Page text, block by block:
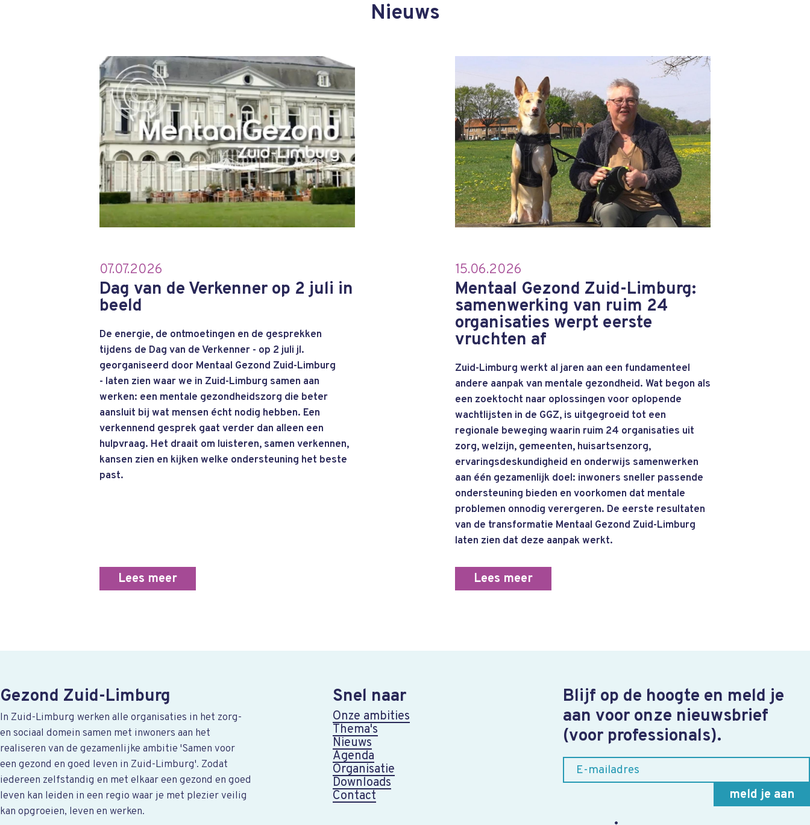
Nieuws
07.07.2026
Dag van de Verkenner op 2 juli in
beeld
De energie, de ontmoetingen en de gesprekken
tijdens de Dag van de Verkenner - op 2 juli jl.
georganiseerd door Mentaal Gezond Zuid-Limburg
- laten zien waar we in Zuid-Limburg samen aan
werken: een mentale gezondheidszorg die beter
aansluit bij wat mensen écht nodig hebben. Een
verkennend gesprek gaat verder dan alleen een
hulpvraag. Het draait om luisteren, samen verkennen,
kansen zien en kijken welke ondersteuning het beste
past.
Lees meer
15.06.2026
Mentaal Gezond Zuid-Limburg:
samenwerking van ruim 24
organisaties werpt eerste
vruchten af
Zuid-Limburg werkt al jaren aan een fundamenteel
andere aanpak van mentale gezondheid. Wat begon als
een zoektocht naar oplossingen voor oplopende
wachtlijsten in de GGZ, is uitgegroeid tot een
regionale beweging waarin ruim 24 organisaties uit
zorg, welzijn, gemeenten, huisartsenzorg,
ervaringsdeskundigheid en onderwijs samenwerken
aan één gezamenlijk doel: inwoners sneller passende
ondersteuning bieden en voorkomen dat mentale
problemen onnodig verergeren. De eerste resultaten
van de transformatie Mentaal Gezond Zuid-Limburg
laten zien dat deze aanpak werkt.
Lees meer
Gezond Zuid-Limburg
In Zuid-Limburg werken alle organisaties in het zorg-
en sociaal domein samen met inwoners aan het
realiseren van de gezamenlijke ambitie 'Samen voor
een gezond en goed leven in Zuid-Limburg'. Zodat
iedereen zelfstandig en met elkaar een gezond en goed
leven kan leiden in een regio waar je met plezier veilig
kan opgroeien, leven en werken.
Snel naar
Onze ambities
Thema's
Nieuws
Agenda
Organisatie
Downloads
Contact
Blijf op de hoogte en meld je
aan voor onze nieuwsbrief
(voor professionals).